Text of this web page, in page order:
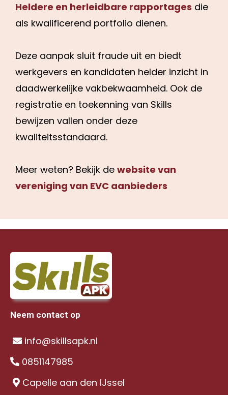
Heldere en herleidbare rapportages die
als kwalificerend portfolio dienen.
Deze aanpak sluit fraude uit en biedt
werkgevers en kandidaten helder inzicht in
daadwerkelijke vakbekwaamheid. Ook de
registratie en toekenning van Skills
bewijzen vallen onder deze
kwaliteitsstandaard.
Meer weten? Bekijk de website van
vereniging van EVC aanbieders
Neem contact op
info@skillsapk.nl
0851147985
Capelle aan den IJssel